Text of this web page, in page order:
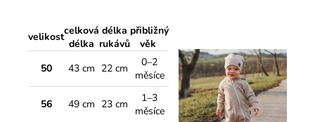
velikostcelková
délka
délka
rukávů
přibližný
věk
50
43 cm 22 cm
0–2
měsíce
56 49 cm 23 cm
1–3
měsíce